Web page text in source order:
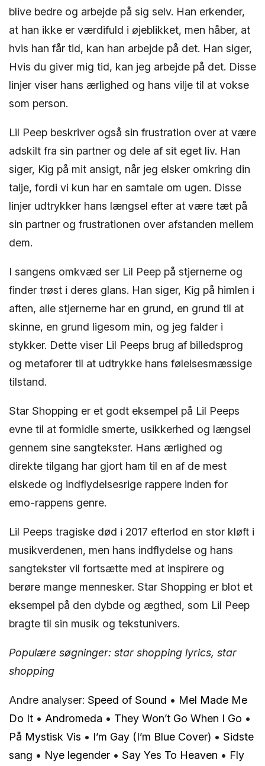
blive bedre og arbejde på sig selv. Han erkender,
at han ikke er værdifuld i øjeblikket, men håber, at
hvis han får tid, kan han arbejde på det. Han siger,
Hvis du giver mig tid, kan jeg arbejde på det. Disse
linjer viser hans ærlighed og hans vilje til at vokse
som person.
Lil Peep beskriver også sin frustration over at være
adskilt fra sin partner og dele af sit eget liv. Han
siger, Kig på mit ansigt, når jeg elsker omkring din
talje, fordi vi kun har en samtale om ugen. Disse
linjer udtrykker hans længsel efter at være tæt på
sin partner og frustrationen over afstanden mellem
dem.
I sangens omkvæd ser Lil Peep på stjernerne og
finder trøst i deres glans. Han siger, Kig på himlen i
aften, alle stjernerne har en grund, en grund til at
skinne, en grund ligesom min, og jeg falder i
stykker. Dette viser Lil Peeps brug af billedsprog
og metaforer til at udtrykke hans følelsesmæssige
tilstand.
Star Shopping er et godt eksempel på Lil Peeps
evne til at formidle smerte, usikkerhed og længsel
gennem sine sangtekster. Hans ærlighed og
direkte tilgang har gjort ham til en af de mest
elskede og indflydelsesrige rappere inden for
emo-rappens genre.
Lil Peeps tragiske død i 2017 efterlod en stor kløft i
musikverdenen, men hans indflydelse og hans
sangtekster vil fortsætte med at inspirere og
berøre mange mennesker. Star Shopping er blot et
eksempel på den dybde og ægthed, som Lil Peep
bragte til sin musik og tekstunivers.
Populære søgninger: star shopping lyrics, star
shopping
Andre analyser: Speed of Sound • Mel Made Me
Do It • Andromeda • They Won’t Go When I Go •
På Mystisk Vis • I’m Gay (I’m Blue Cover) • Sidste
sang • Nye legender • Say Yes To Heaven • Fly